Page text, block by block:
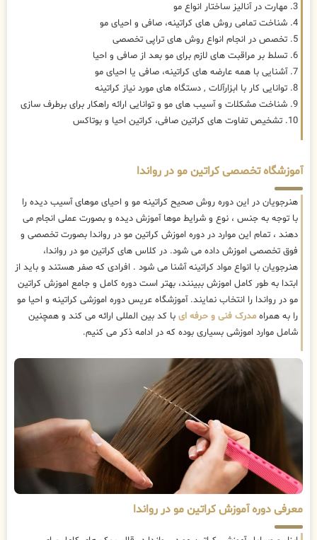
3. مهارت در آنالیز ساختار انواع مو
4. شناخت تمامی روش های کراتینه، صافی و احیای مو
5. تخصص در انجام انواع روش های تراپی تخصصی
6. تسلط بر مراقبت های لازم برای مو بعد از صافی و احیا
7. آشنایی با همه عارضه های کراتینه، صافی یا احیای مو
8. توانایی کار با ابزارآلات , دستگاه های مورد نیاز کراتینه
9. شناخت مشکلات و آسیب های مو و توانایی ارائه راهکار برای برطرف سازی
10. تشخیص تفاوت های کراتین صافی، کراتین احیا و بوتاکس
آموزشگاه تخصصی کراتین مو در رواندا
هنرجویان در این دوره روش صحیح کراتینه مو و احیای موهای آسیب دیده را
با توجه به جنس ، نوع و شرایط موها آموزش دیده و بصورت عملی انجام می
دهند ، تمام این موارد در دوره اموزش کراتین مو در رواندا بصورت تخصصی و
فوق تخصصی اموزش داده می شود. در کلاس های کراتین مو در رواندا،
هنرجویان با انواع مواد کراتینه آشنا می شود . افرادی که صفر هستند و باید از
ابتدا به طور کامل اموزش ببینند، بهتر است دوره کامل و جامع اموزش کراتین
مو در رواندا را انتخاب نمایند. آموزشگاه عریس دوره اموزشی کراتینه و احیا مو
را به همراه مدرک فنی و حرفه ای با کد بین المللی ارائه می کند و همچنین
شامل موارد اموزشی بسیاری بوده که در ادامه ذکر می کنیم.
معرفی دوره آموزش کراتین مو در رواندا